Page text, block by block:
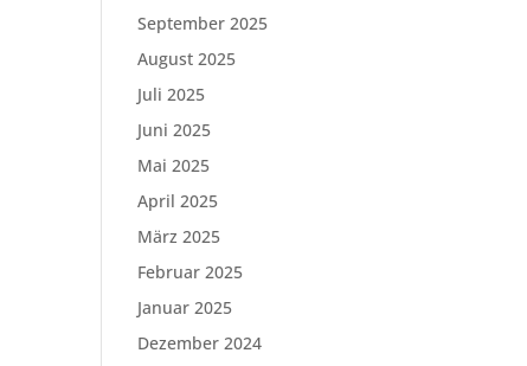
September 2025
August 2025
Juli 2025
Juni 2025
Mai 2025
April 2025
März 2025
Februar 2025
Januar 2025
Dezember 2024